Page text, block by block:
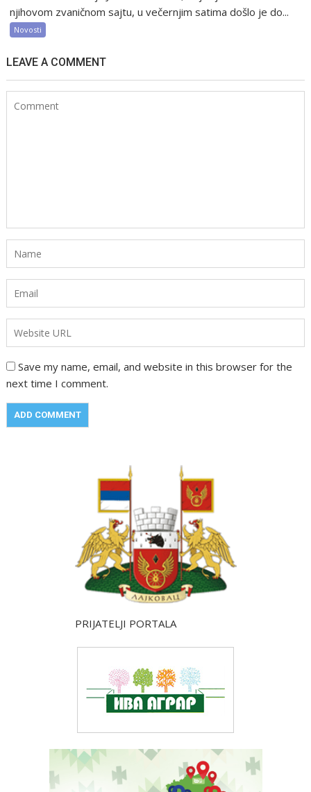
njihovom zvaničnom sajtu, u večernjim satima došlo je do...
Novosti
LEAVE A COMMENT
Save my name, email, and website in this browser for the
next time I comment.
PRIJATELJI PORTALA